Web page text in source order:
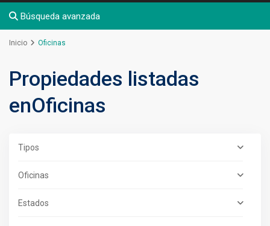
Búsqueda avanzada
Inicio Oficinas
Propiedades listadas
enOficinas
Tipos
Oficinas
Estados